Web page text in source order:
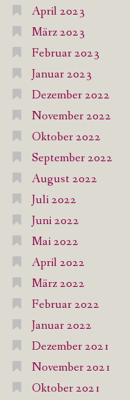
April 2023
März 2023
Februar 2023
Januar 2023
Dezember 2022
November 2022
Oktober 2022
September 2022
August 2022
Juli 2022
Juni 2022
Mai 2022
April 2022
März 2022
Februar 2022
Januar 2022
Dezember 2021
November 2021
Oktober 2021